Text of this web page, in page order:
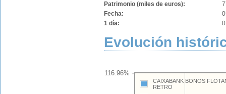
Patrimonio (miles de euros):
Fecha:
1 día:
Evolución
116.96%
CAIXABANK BONOS
RETRO